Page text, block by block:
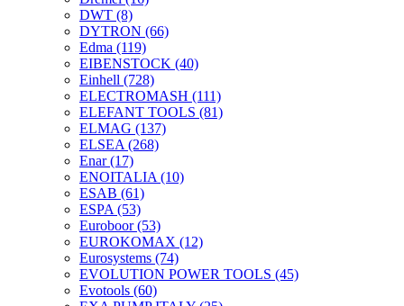
DWT (8)
DYTRON (66)
Edma (119)
EIBENSTOCK (40)
Einhell (728)
ELECTROMASH (111)
ELEFANT TOOLS (81)
ELMAG (137)
ELSEA (268)
Enar(17)
ENOITALIA (10)
ESAB (61)
ESPA (53)
Euroboor(53)
EUROKOMAX (12)
Eurosystems (74)
EVOLUTION POWER TOOLS (45)
Evotools (60)